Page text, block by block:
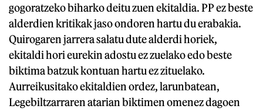
gogoratzeko biharko deitu zuen ekitaldia. PP ez beste
alderdien kritikak jaso ondoren hartu du erabakia.
Quirogaren jarrera salatu dute alderdi horiek,
ekitaldi hori eurekin adostu ez zuelako edo beste
biktima batzuk kontuan hartu ez zituelako.
Aurreikusitako ekitaldien ordez, larunbatean,
Legebiltzarraren atarian biktimen omenez dagoen